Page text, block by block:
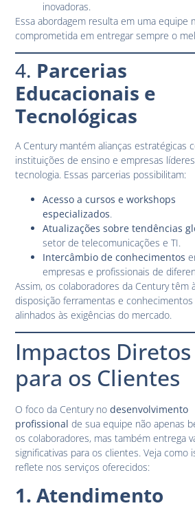
inovadoras.
Essa abordagem resulta em uma equipe
comprometida em entregar sempre o
4. Parcerias
Educacionais e
Tecnológicas
A Century mantém alianças estratégicas
instituições de ensino e empresas
tecnologia. Essas parcerias possibilitam:
Acesso a cursos e workshops
especializados.
Atualizações sobre tendências
setor de telecomunicações e TI.
Intercâmbio de conhecimentos
empresas e profissionais de
Assim, os colaboradores da Century têm
disposição ferramentas e
alinhados às exigências do mercado.
Impactos Diretos
para os Clientes
O foco da Century nodesenvolvimento
profissional de sua equipe não apenas
os colaboradores, mas também entrega
significativas para os clientes. Veja como
reflete nos serviços oferecidos:
1. Atendimento